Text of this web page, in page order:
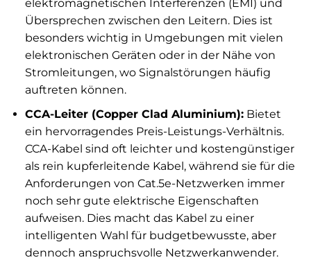
elektromagnetischen Interferenzen (EMI) und
Übersprechen zwischen den Leitern. Dies ist
besonders wichtig in Umgebungen mit vielen
elektronischen Geräten oder in der Nähe von
Stromleitungen, wo Signalstörungen häufig
auftreten können.
CCA-Leiter (Copper Clad Aluminium):Bietet
ein hervorragendes Preis-Leistungs-Verhältnis.
CCA-Kabel sind oft leichter und kostengünstiger
als rein kupferleitende Kabel, während sie für die
Anforderungen von Cat.5e-Netzwerken immer
noch sehr gute elektrische Eigenschaften
aufweisen. Dies macht das Kabel zu einer
intelligenten Wahl für budgetbewusste, aber
dennoch anspruchsvolle Netzwerkanwender.